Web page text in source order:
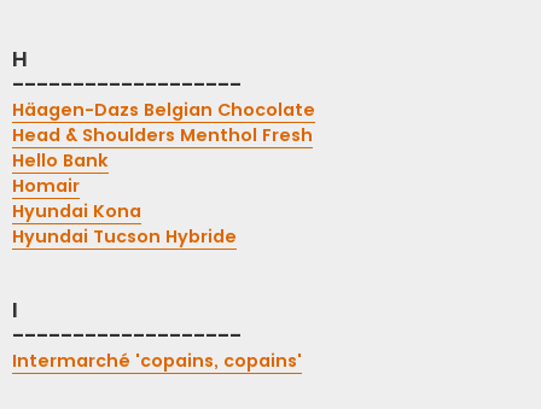
H
-------------------
Häagen-Dazs Belgian Chocolate
Head & Shoulders Menthol Fresh
Hello Bank
Homair
Hyundai Kona
Hyundai Tucson Hybride
I
-------------------
Intermarché 'copains, copains'